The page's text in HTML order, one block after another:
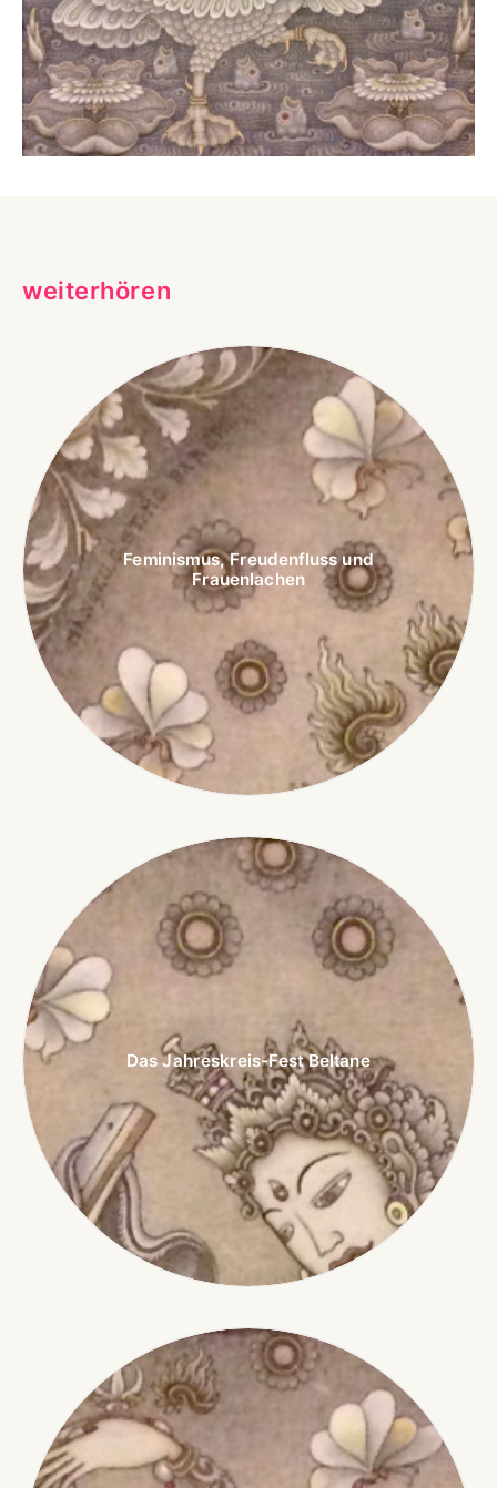
weiterhören
Feminismus, Freudenfluss und
Frauenlachen
Das Jahreskreis-Fest Beltane